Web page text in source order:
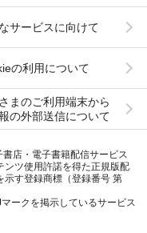
サービスに向けて
の利用について
まのご利用端末から
の外部送信について
店・電子書籍配信サービス
ンツ使用許諾を得た正規版配
示す登録商標（登録番号 第
ークを掲示しているサービス